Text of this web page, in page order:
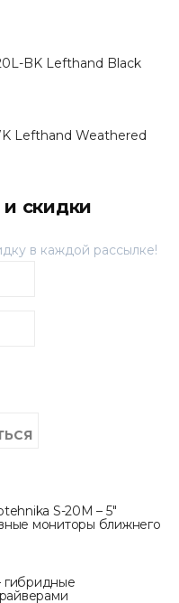
BK Lefthand Black
Lefthand Weathered
скидки
в каждой рассылке!
S-20M – 5"
мониторы ближнего
гибридные